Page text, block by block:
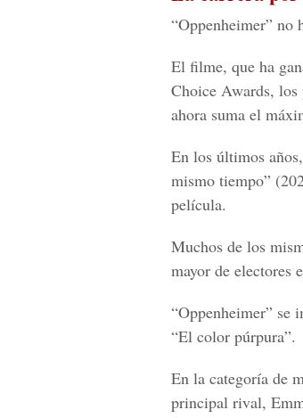
“Oppenheimer” no
El filme, que ha
Choice Awards,
ahora suma el
En los últimos
mismo tiempo”
película.
Muchos de los
mayor de electores
“Oppenheimer” se
“El color púrpura”.
En la categoría de
principal rival,